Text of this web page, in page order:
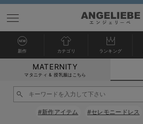
新生児服全て
ベビー服全て
ロンパース・カバーオール
シーズンアイテム全て
ベビー・新生児 寝具全て
ベビーベッド・布団 （ベビー・新生児）
ベビー 雑貨全て
ベビーチェア（ハイローチェア）・ベビーラック
お出かけグッズ全て
ベビー｜季節の特集全て
猛暑からベビーを守るひんやりグッズ
アウトレット全て
【アウトレット】ワンピース
特集全て
抗菌防臭加工
再入荷全て
再入荷｜インナー
新作 カテゴリ ランキング
MATERNITY
マタニティ & 授乳服はこちら
#新作アイテム #セレモニードレス
カートに入れる
閉じる